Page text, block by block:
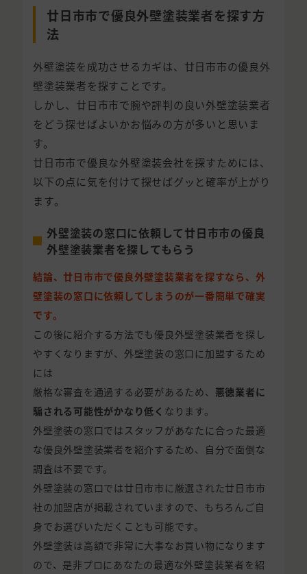
廿日市市で優良外壁塗装業者を探す方
法
外壁塗装を成功させるカギは、廿日市市の優良外
壁塗装業者を探すことです。
しかし、廿日市市で腕や評判の良い外壁塗装業者
をどう探せばよいかお悩みの方が多いと思いま
す。
廿日市市で優良な外壁塗装会社を探すためには、
以下の点に気を付けて探せばグッと確率が上がり
ます。
外壁塗装の窓口に依頼して廿日市市の優良
外壁塗装業者を探してもらう
結論、廿日市市で優良外壁塗装業者を探すなら、外
壁塗装の窓口に依頼してしまうのが一番簡単で確実
です。
この後に紹介する方法でも優良外壁塗装業者を探し
やすくなりますが、外壁塗装の窓口に加盟するため
には
厳格な審査を通過する必要があるため、 悪徳業者に
騙される可能性がかなり低く なります。
外壁塗装の窓口ではスタッフがあなたに合った最適
な優良外壁塗装業者を紹介するため、自分で面倒な
調査は不要です。
外壁塗装の窓口では廿日市市に厳選された廿日市市
社の加盟店が掲載されていますので、もちろんご自
身でお選びいただくことも可能です。
外壁塗装は高額で非常に大事なお買い物になります
ので、是非プロにあなたの最適な外壁塗装業者を紹